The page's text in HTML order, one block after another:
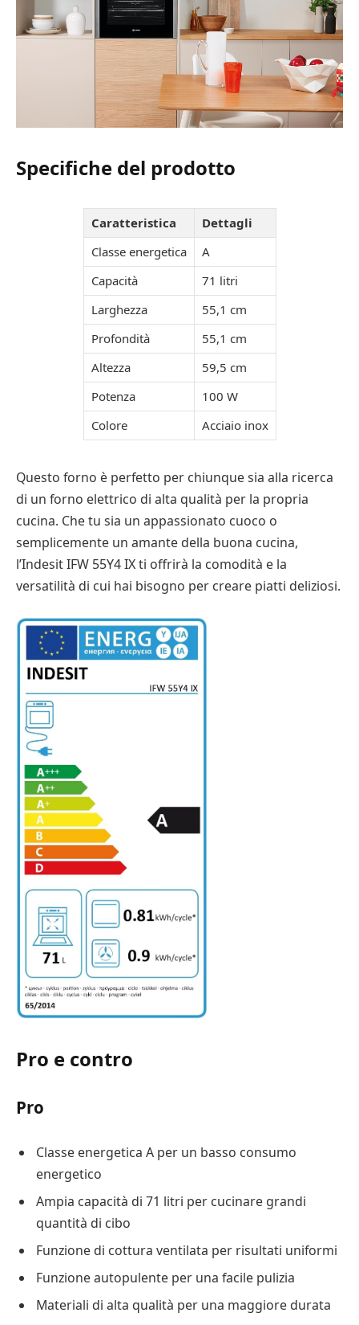
Specifiche del prodotto
Caratteristica
Dettagli
Classe energetica
A
Capacità
71 litri
Larghezza
55,1 cm
Profondità
55,1 cm
Altezza
59,5 cm
Potenza
100 W
Colore
Acciaio inox
Questo forno è perfetto per chiunque sia alla ricerca
di un forno elettrico di alta qualità per la propria
cucina. Che tu sia un appassionato cuoco o
semplicemente un amante della buona cucina,
l’Indesit IFW 55Y4 IX ti offrirà la comodità e la
versatilità di cui hai bisogno per creare piatti deliziosi.
Pro e contro
Pro
Classe energetica A per un basso consumo
energetico
Ampia capacità di 71 litri per cucinare grandi
quantità di cibo
Funzione di cottura ventilata per risultati uniformi
Funzione autopulente per una facile pulizia
Materiali di alta qualità per una maggiore durata